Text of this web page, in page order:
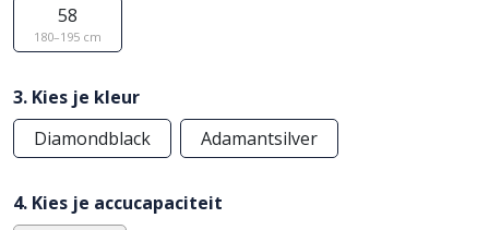
58
180–195 cm
3. Kies je kleur
Diamondblack
Adamantsilver
4. Kies je accucapaciteit